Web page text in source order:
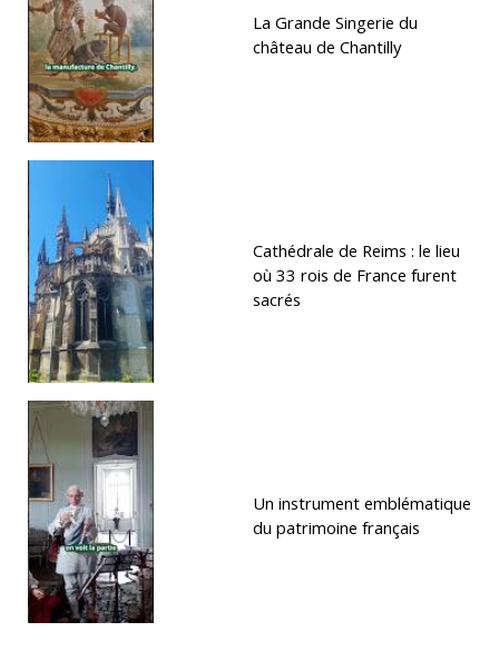
La Grande Singerie du
château de Chantilly
Cathédrale de Reims : le lieu
où 33 rois de France furent
sacrés
Un instrument emblématique
du patrimoine français